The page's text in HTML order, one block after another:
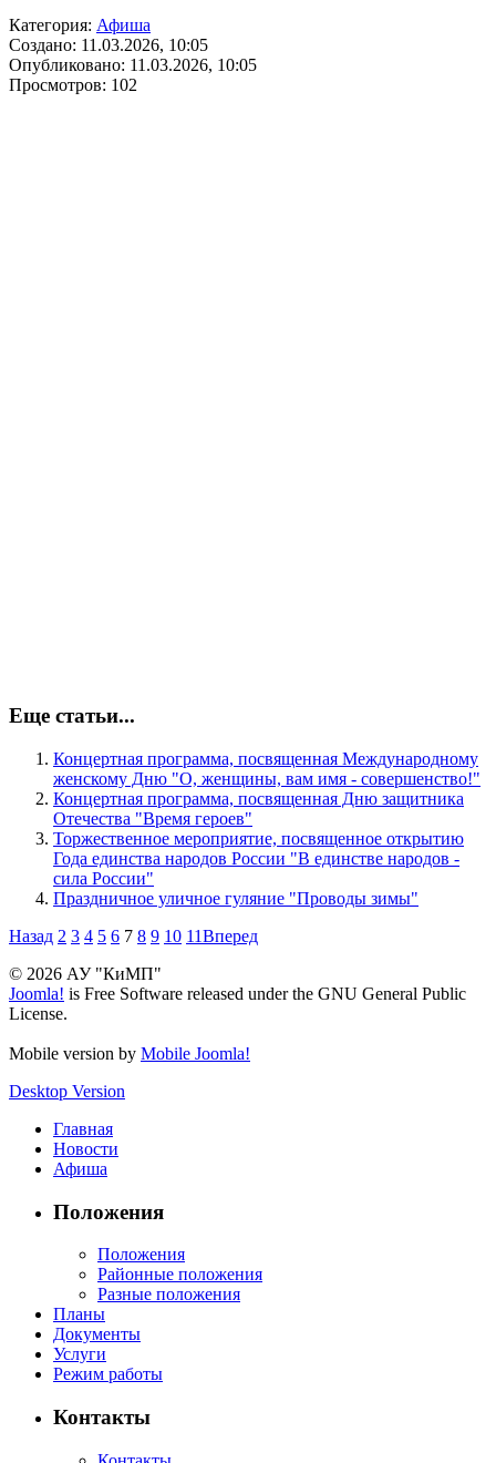
Категория: Афиша
Создано: 11.03.2026, 10:05
Опубликовано: 11.03.2026, 10:05
Просмотров: 102
Еще статьи...
Концертная программа, посвященная Международному
женскому Дню "О, женщины, вам имя - совершенство!"
Концертная программа, посвященная Дню защитника
Отечества "Время героев"
Торжественное мероприятие, посвященное открытию
Года единства народов России "В единстве народов -
сила России"
Праздничное уличное гуляние "Проводы зимы"
Назад 2 3 4 5 6 7 8 9 10 11Вперед
© 2026 АУ "КиМП"
Joomla! is Free Software released under the GNU General Public
License.
Mobile version by Mobile Joomla!
Desktop Version
Главная
Новости
Афиша
Положения
Положения
Районные положения
Разные положения
Планы
Документы
Услуги
Режим работы
Контакты